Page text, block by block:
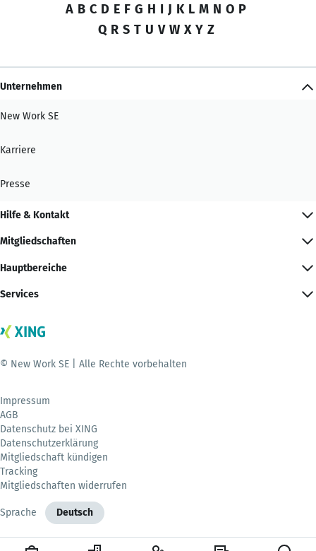
A B C D E F G H I J K L M N O P
Q R S T U V W X Y Z
Unternehmen
New Work SE
Karriere
Presse
Hilfe & Kontakt
Mitgliedschaften
Hauptbereiche
Services
© New Work SE | Alle Rechte vorbehalten
Impressum
AGB
Datenschutz bei XING
Datenschutzerklärung
Mitgliedschaft kündigen
Tracking
Mitgliedschaften widerrufen
Sprache Deutsch